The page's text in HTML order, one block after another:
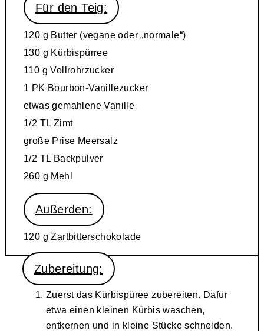
Für den Teig:
120 g Butter (vegane oder „normale“)
130 g Kürbispürree
110 g Vollrohrzucker
1 PK Bourbon-Vanillezucker
etwas gemahlene Vanille
1/2 TL Zimt
große Prise Meersalz
1/2 TL Backpulver
260 g Mehl
Außerden:
120 g Zartbitterschokolade
Zubereitung:
Zuerst das Kürbispüree zubereiten. Dafür
etwa einen kleinen Kürbis waschen,
entkernen und in kleine Stücke schneiden.